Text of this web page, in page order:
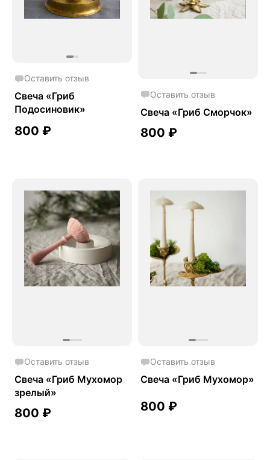
Оставить отзыв
Свеча «Гриб
Подосиновик»
800 ₽
Оставить отзыв
Свеча «Гриб Сморчок»
800 ₽
Оставить отзыв
Свеча «Гриб Мухомор
зрелый»
800 ₽
Оставить отзыв
Свеча «Гриб Мухомор»
800 ₽